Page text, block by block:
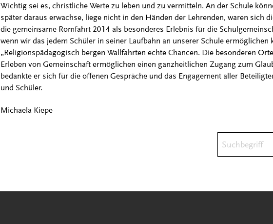
Wichtig sei es, christliche Werte zu leben und zu vermitteln. An der Schule
später daraus erwachse, liege nicht in den Händen der Lehrenden, waren sich
die gemeinsame Romfahrt 2014 als besonderes Erlebnis für die
wenn wir das jedem Schüler in seiner Laufbahn an unserer Schule ermöglichen
„Religionspädagogisch bergen Wallfahrten echte Chancen. Die besonderen
Erleben von Gemeinschaft ermöglichen einen ganzheitlichen Zugang zum
bedankte er sich für die offenen Gespräche und das Engagement aller
und Schüler.
Michaela Kiepe